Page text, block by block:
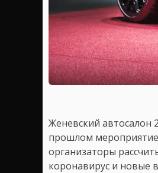
Женевский автосалон
прошлом мероприятие
организаторы
коронавирус и новые